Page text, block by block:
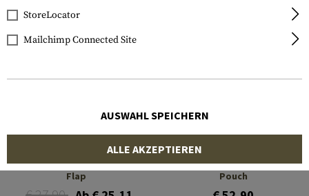
TEMPLAR'S GEAR
Flashbang Pouch with Full
Flap
BLUE FORCE GEAR
Single Frag Grenade
Pouch
StoreLocator
Mailchimp Connected Site
AUSWAHL SPEICHERN
ALLE AKZEPTIEREN